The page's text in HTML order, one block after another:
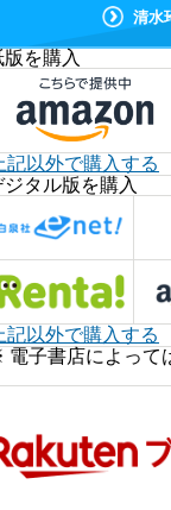
清水
版を購入
記以外で購入する
ジタル版を購入
記以外で購入する
電子書店によって